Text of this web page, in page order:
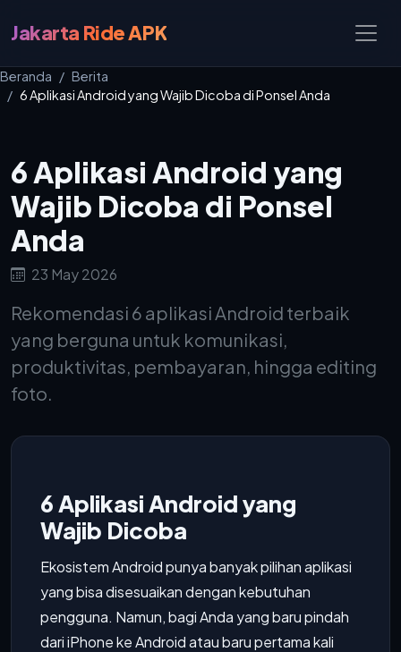
Jakarta Ride APK
Beranda
Berita
6 Aplikasi Android yang Wajib Dicoba di Ponsel Anda
6 Aplikasi Android yang
Wajib Dicoba di Ponsel
Anda
23 May 2026
Rekomendasi 6 aplikasi Android terbaik
yang berguna untuk komunikasi,
produktivitas, pembayaran, hingga editing
foto.
6 Aplikasi Android yang
Wajib Dicoba
Ekosistem Android punya banyak pilihan aplikasi
yang bisa disesuaikan dengan kebutuhan
pengguna. Namun, bagi Anda yang baru pindah
dari iPhone ke Android atau baru pertama kali